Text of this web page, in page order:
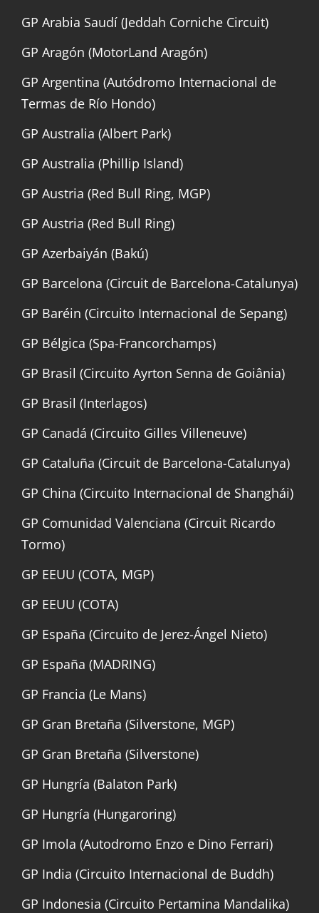
GP Arabia Saudí (Jeddah Corniche Circuit)
GP Aragón (MotorLand Aragón)
GP Argentina (Autódromo Internacional de
Termas de Río Hondo)
GP Australia (Albert Park)
GP Australia (Phillip Island)
GP Austria (Red Bull Ring, MGP)
GP Austria (Red Bull Ring)
GP Azerbaiyán (Bakú)
GP Barcelona (Circuit de Barcelona-Catalunya)
GP Baréin (Circuito Internacional de Sepang)
GP Bélgica (Spa-Francorchamps)
GP Brasil (Circuito Ayrton Senna de Goiânia)
GP Brasil (Interlagos)
GP Canadá (Circuito Gilles Villeneuve)
GP Cataluña (Circuit de Barcelona-Catalunya)
GP China (Circuito Internacional de Shanghái)
GP Comunidad Valenciana (Circuit Ricardo
Tormo)
GP EEUU (COTA, MGP)
GP EEUU (COTA)
GP España (Circuito de Jerez-Ángel Nieto)
GP España (MADRING)
GP Francia (Le Mans)
GP Gran Bretaña (Silverstone, MGP)
GP Gran Bretaña (Silverstone)
GP Hungría (Balaton Park)
GP Hungría (Hungaroring)
GP Imola (Autodromo Enzo e Dino Ferrari)
GP India (Circuito Internacional de Buddh)
GP Indonesia (Circuito Pertamina Mandalika)